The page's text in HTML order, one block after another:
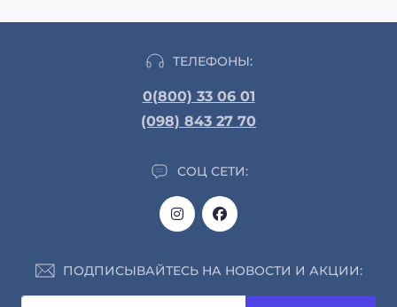
ТЕЛЕФОНЫ:
0(800) 33 06 01
(098) 843 27 70
СОЦ СЕТИ:
ПОДПИСЫВАЙТЕСЬ НА НОВОСТИ И АКЦИИ: